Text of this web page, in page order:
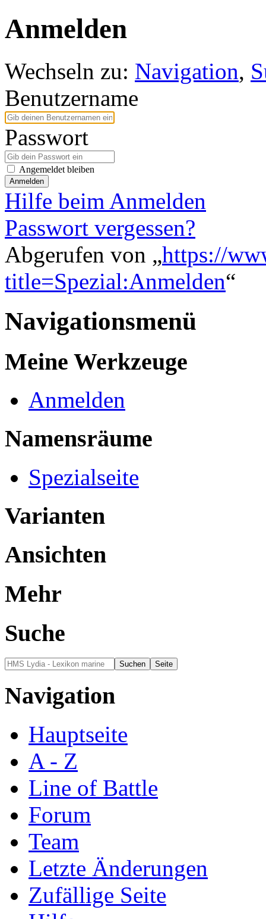
Anmelden
Wechseln zu: Navigation,
Benutzername
Passwort
Angemeldet bleiben
Anmelden
Hilfe beim Anmelden
Passwort vergessen?
Abgerufen von „https://
title=Spezial:Anmelden“
Navigationsmenü
Meine Werkzeuge
Anmelden
Namensräume
Spezialseite
Varianten
Ansichten
Mehr
Suche
Navigation
Hauptseite
A - Z
Line of Battle
Forum
Team
Letzte Änderungen
Zufällige Seite